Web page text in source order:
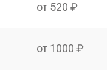
от 520 ₽
от 1000 ₽